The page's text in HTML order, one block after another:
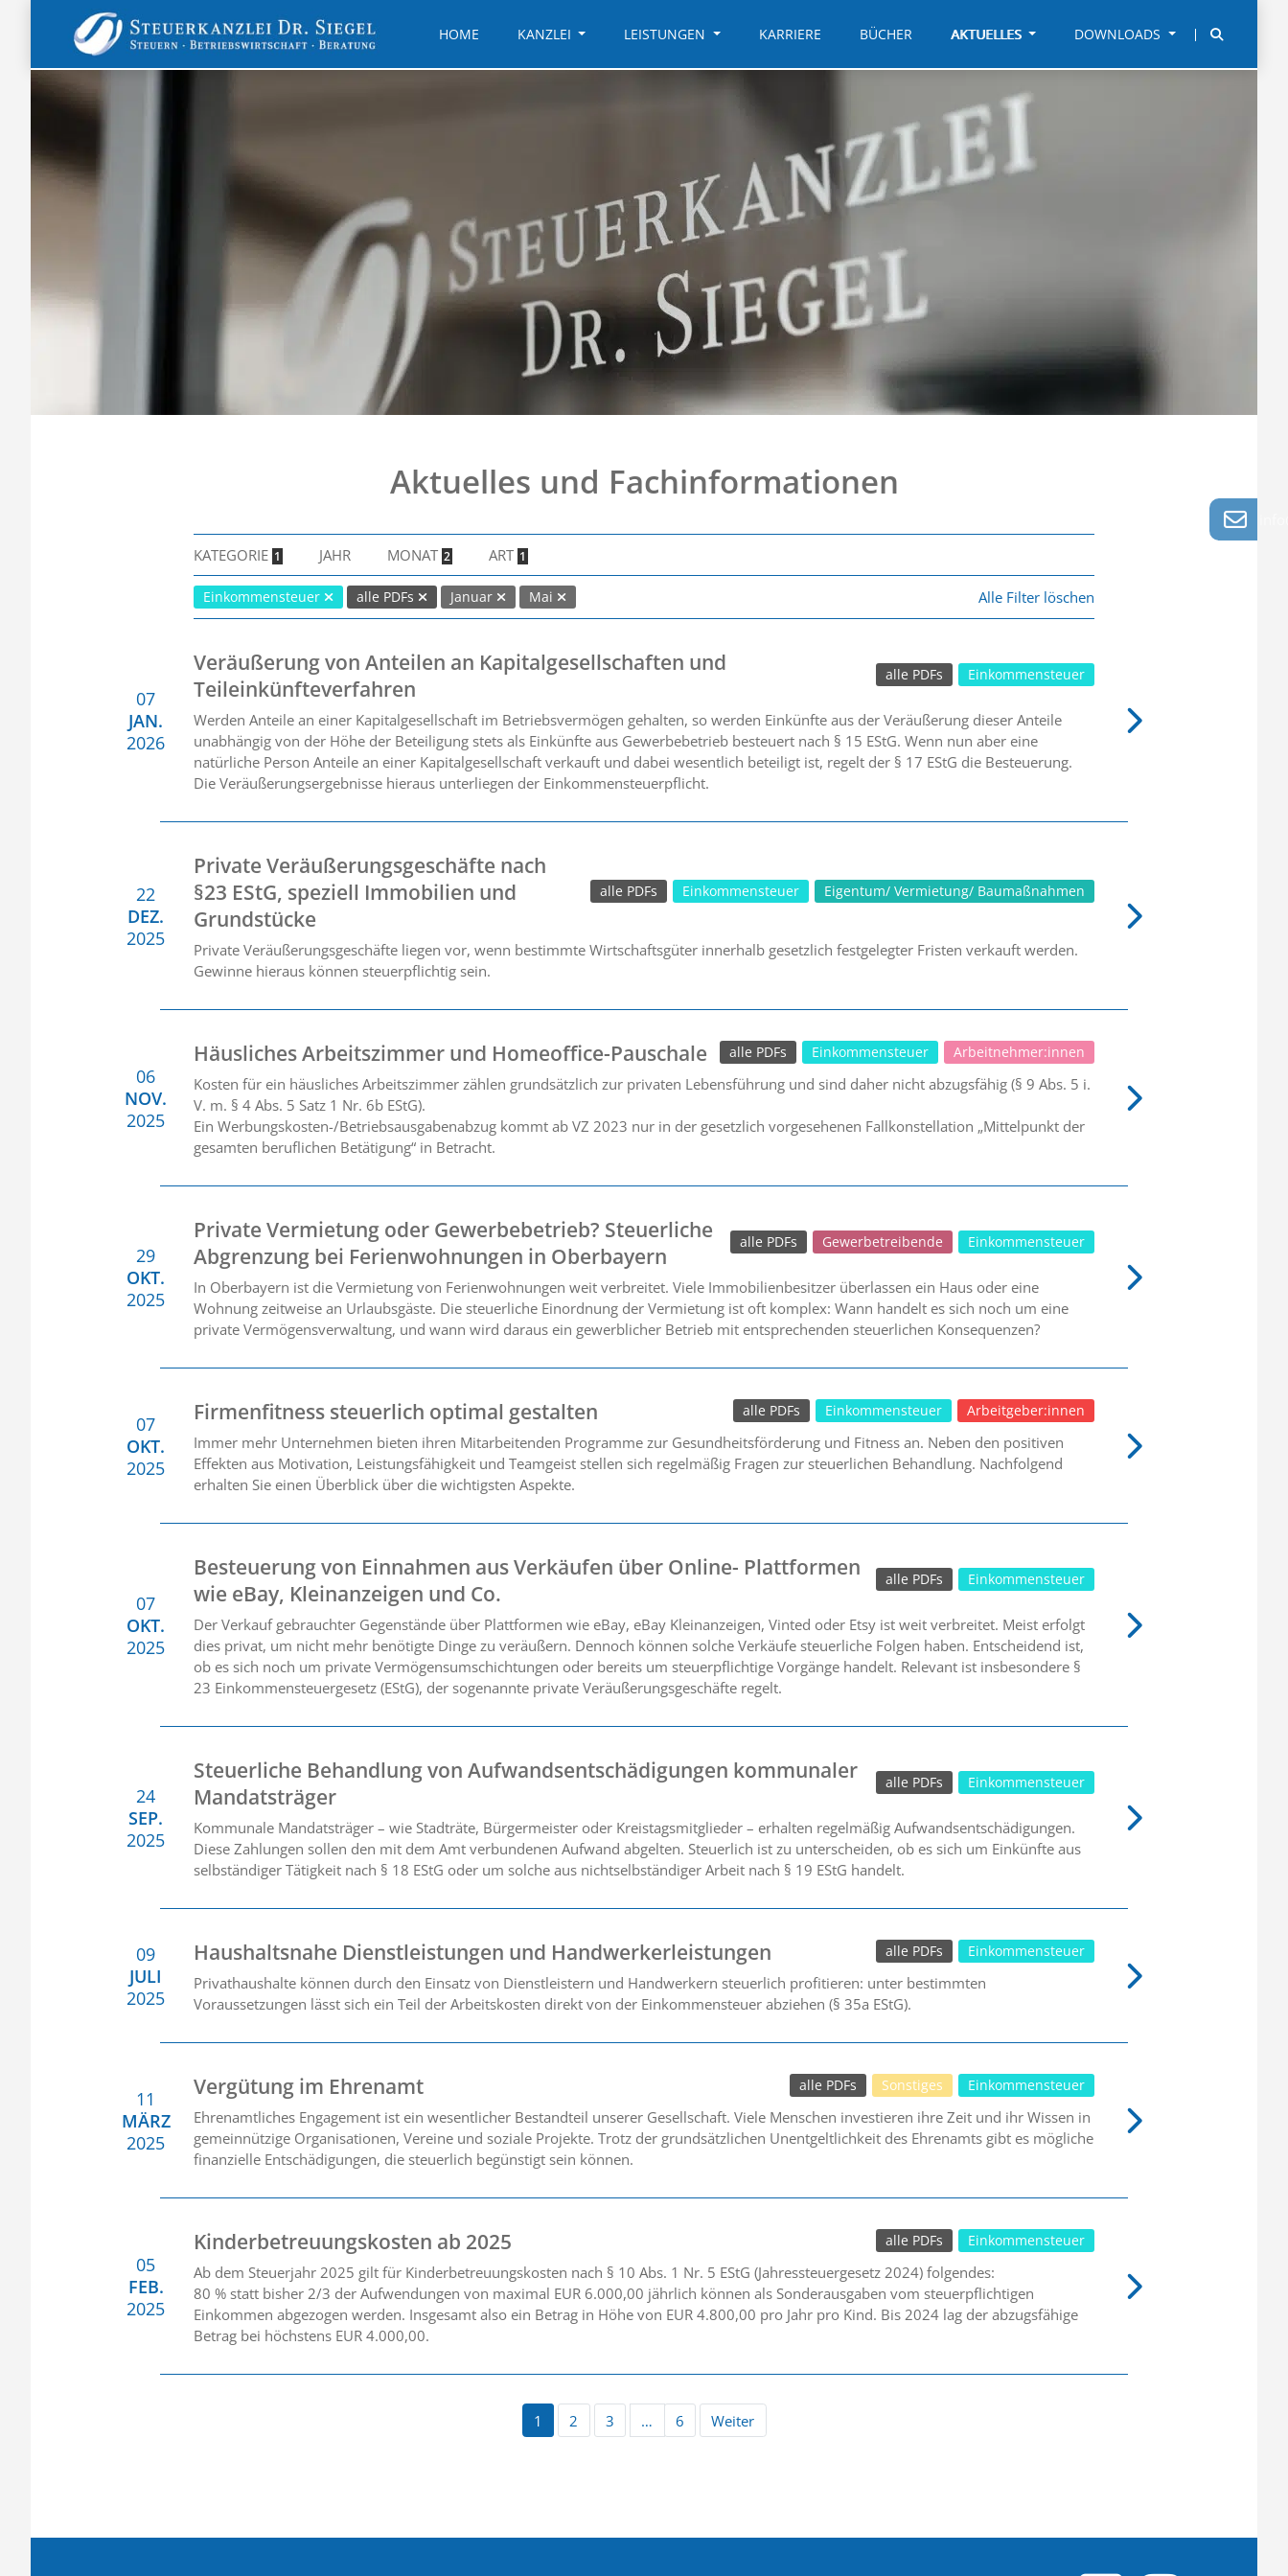
HOME KANZLEI LEISTUNGEN KARRIERE BÜCHER AKTUELLES DOWNLOADS
Aktuelles und Fachinformationen
KATEGORIE 1 JAHR MONAT 2 ART 1
Einkommensteuer alle PDFs Januar Mai Alle Filter löschen
07
JAN.
2026
Veräußerung von Anteilen an Kapitalgesellschaften und
Teileinkünfteverfahren
Einkommensteuer
alle PDFs
Werden Anteile an einer Kapitalgesellschaft im Betriebsvermögen gehalten, so werden Einkünfte aus der Veräußerung dieser Anteile
unabhängig von der Höhe der Beteiligung stets als Einkünfte aus Gewerbebetrieb besteuert nach § 15 EStG. Wenn nun aber eine
natürliche Person Anteile an einer Kapitalgesellschaft verkauft und dabei wesentlich beteiligt ist, regelt der § 17 EStG die Besteuerung.
Die Veräußerungsergebnisse hieraus unterliegen der Einkommensteuerpflicht.
22
DEZ.
2025
Private Veräußerungsgeschäfte nach
§23 EStG, speziell Immobilien und
Grundstücke
Eigentum/ Vermietung/ Baumaßnahmen
Einkommensteuer
alle PDFs
Private Veräußerungsgeschäfte liegen vor, wenn bestimmte Wirtschaftsgüter innerhalb gesetzlich festgelegter Fristen verkauft werden.
Gewinne hieraus können steuerpflichtig sein.
06
NOV.
2025
Häusliches Arbeitszimmer und Homeoffice-Pauschale Arbeitnehmer:innen
Einkommensteuer
alle PDFs
Kosten für ein häusliches Arbeitszimmer zählen grundsätzlich zur privaten Lebensführung und sind daher nicht abzugsfähig (§ 9 Abs. 5 i.
V. m. § 4 Abs. 5 Satz 1 Nr. 6b EStG).
Ein Werbungskosten-/Betriebsausgabenabzug kommt ab VZ 2023 nur in der gesetzlich vorgesehenen Fallkonstellation „Mittelpunkt der
gesamten beruflichen Betätigung“ in Betracht.
29
OKT.
2025
Private Vermietung oder Gewerbebetrieb? Steuerliche
Abgrenzung bei Ferienwohnungen in Oberbayern
Einkommensteuer
Gewerbetreibende
alle PDFs
In Oberbayern ist die Vermietung von Ferienwohnungen weit verbreitet. Viele Immobilienbesitzer überlassen ein Haus oder eine
Wohnung zeitweise an Urlaubsgäste. Die steuerliche Einordnung der Vermietung ist oft komplex: Wann handelt es sich noch um eine
private Vermögensverwaltung, und wann wird daraus ein gewerblicher Betrieb mit entsprechenden steuerlichen Konsequenzen?
07
OKT.
2025
Firmenfitness steuerlich optimal gestalten Arbeitgeber:innen
Einkommensteuer
alle PDFs
Immer mehr Unternehmen bieten ihren Mitarbeitenden Programme zur Gesundheitsförderung und Fitness an. Neben den positiven
Effekten aus Motivation, Leistungsfähigkeit und Teamgeist stellen sich regelmäßig Fragen zur steuerlichen Behandlung. Nachfolgend
erhalten Sie einen Überblick über die wichtigsten Aspekte.
07
OKT.
2025
Besteuerung von Einnahmen aus Verkäufen über Online- Plattformen
wie eBay, Kleinanzeigen und Co.
Einkommensteuer
alle PDFs
Der Verkauf gebrauchter Gegenstände über Plattformen wie eBay, eBay Kleinanzeigen, Vinted oder Etsy ist weit verbreitet. Meist erfolgt
dies privat, um nicht mehr benötigte Dinge zu veräußern. Dennoch können solche Verkäufe steuerliche Folgen haben. Entscheidend ist,
ob es sich noch um private Vermögensumschichtungen oder bereits um steuerpflichtige Vorgänge handelt. Relevant ist insbesondere §
23 Einkommensteuergesetz (EStG), der sogenannte private Veräußerungsgeschäfte regelt.
24
SEP.
2025
Steuerliche Behandlung von Aufwandsentschädigungen kommunaler
Mandatsträger
Einkommensteuer
alle PDFs
Kommunale Mandatsträger – wie Stadträte, Bürgermeister oder Kreistagsmitglieder – erhalten regelmäßig Aufwandsentschädigungen.
Diese Zahlungen sollen den mit dem Amt verbundenen Aufwand abgelten. Steuerlich ist zu unterscheiden, ob es sich um Einkünfte aus
selbständiger Tätigkeit nach § 18 EStG oder um solche aus nichtselbständiger Arbeit nach § 19 EStG handelt.
09
JULI
2025
Haushaltsnahe Dienstleistungen und Handwerkerleistungen Einkommensteuer
alle PDFs
Privathaushalte können durch den Einsatz von Dienstleistern und Handwerkern steuerlich profitieren: unter bestimmten
Voraussetzungen lässt sich ein Teil der Arbeitskosten direkt von der Einkommensteuer abziehen (§ 35a EStG).
11
MÄRZ
2025
Vergütung im Ehrenamt Einkommensteuer
Sonstiges
alle PDFs
Ehrenamtliches Engagement ist ein wesentlicher Bestandteil unserer Gesellschaft. Viele Menschen investieren ihre Zeit und ihr Wissen in
gemeinnützige Organisationen, Vereine und soziale Projekte. Trotz der grundsätzlichen Unentgeltlichkeit des Ehrenamts gibt es mögliche
finanzielle Entschädigungen, die steuerlich begünstigt sein können.
05
FEB.
2025
Kinderbetreuungskosten ab 2025 Einkommensteuer
alle PDFs
Ab dem Steuerjahr 2025 gilt für Kinderbetreuungskosten nach § 10 Abs. 1 Nr. 5 EStG (Jahressteuergesetz 2024) folgendes:
80 % statt bisher 2/3 der Aufwendungen von maximal EUR 6.000,00 jährlich können als Sonderausgaben vom steuerpflichtigen
Einkommen abgezogen werden. Insgesamt also ein Betrag in Höhe von EUR 4.800,00 pro Jahr pro Kind. Bis 2024 lag der abzugsfähige
Betrag bei höchstens EUR 4.000,00.
1 2 3 … 6 Weiter